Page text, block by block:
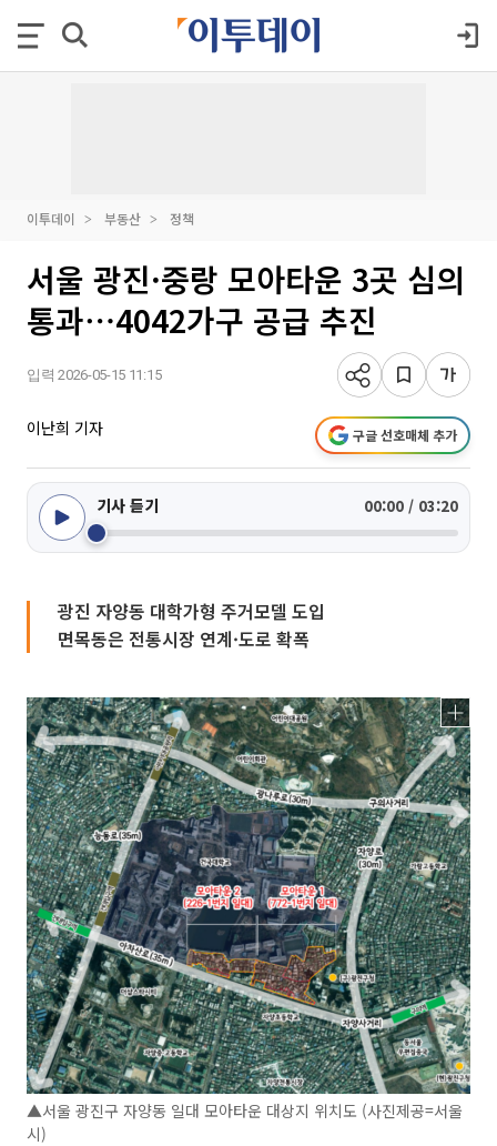
이투데이 부동산 정책
서울 광진·중랑 모아타운 3곳 심의
통과⋯4042가구 공급 추진
입력 2026-05-15 11:15
이난희 기자 구글 선호매체 추가
기사 듣기 00:00 / 03:20
광진 자양동 대학가형 주거모델 도입
면목동은 전통시장 연계·도로 확폭
▲서울 광진구 자양동 일대 모아타운 대상지 위치도 (사진제공=서울
시)